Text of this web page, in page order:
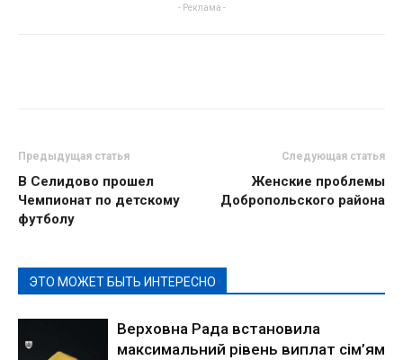
- Реклама -
Предыдущая статья
В Селидово прошел
Чемпионат по детскому
футболу
Следующая статья
Женские проблемы
Добропольского района
ЭТО МОЖЕТ БЫТЬ ИНТЕРЕСНО
Верховна Рада встановила
максимальний рівень виплат сім’ям